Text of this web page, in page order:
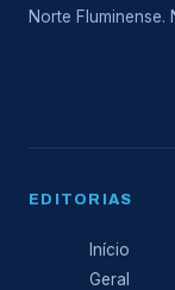
Norte Fluminense.
EDITORIAS
Início
Geral